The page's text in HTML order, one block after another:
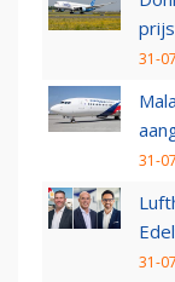
31-
31-
31-